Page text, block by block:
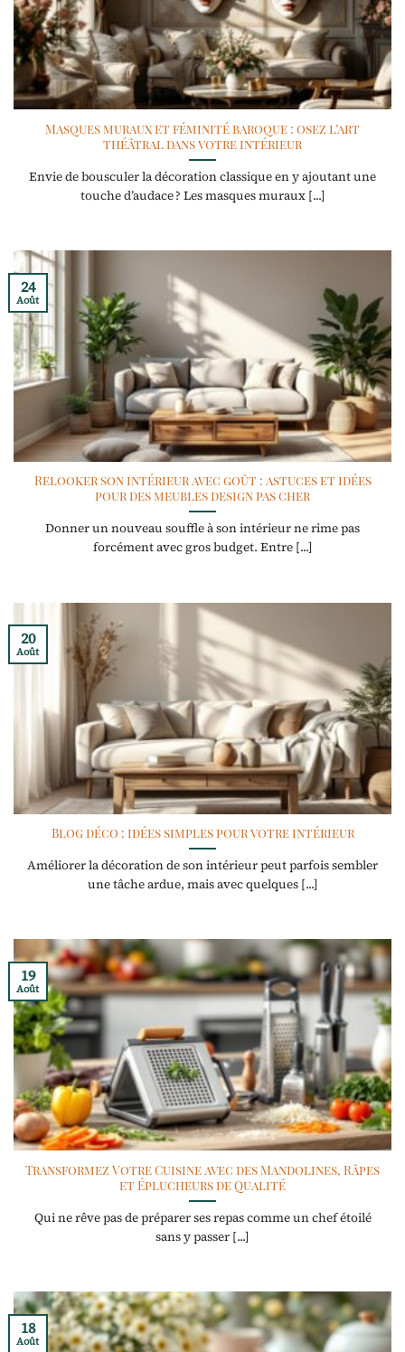
Masques muraux et féminité baroque : osez l’art
théâtral dans votre intérieur
Envie de bousculer la décoration classique en y ajoutant une
touche d’audace ? Les masques muraux [...]
Relooker son intérieur avec goût : astuces et idées
pour des meubles design pas cher
Donner un nouveau souffle à son intérieur ne rime pas
forcément avec gros budget. Entre [...]
24
Août
Blog déco : idées simples pour votre intérieur
Améliorer la décoration de son intérieur peut parfois sembler
une tâche ardue, mais avec quelques [...]
20
Août
Transformez Votre Cuisine avec des Mandolines, Râpes
et Éplucheurs de Qualité
Qui ne rêve pas de préparer ses repas comme un chef étoilé
sans y passer [...]
19
Août
18
Août